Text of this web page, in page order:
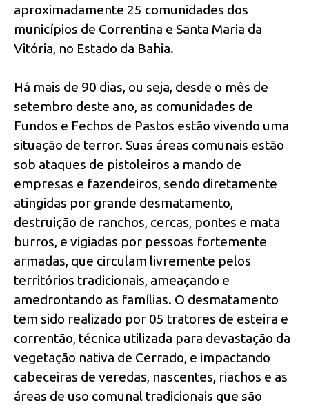
aproximadamente 25 comunidades dos
municípios de Correntina e Santa Maria da
Vitória, no Estado da Bahia.
Há mais de 90 dias, ou seja, desde o mês de
setembro deste ano, as comunidades de
Fundos e Fechos de Pastos estão vivendo uma
situação de terror. Suas áreas comunais estão
sob ataques de pistoleiros a mando de
empresas e fazendeiros, sendo diretamente
atingidas por grande desmatamento,
destruição de ranchos, cercas, pontes e mata
burros, e vigiadas por pessoas fortemente
armadas, que circulam livremente pelos
territórios tradicionais, ameaçando e
amedrontando as famílias. O desmatamento
tem sido realizado por 05 tratores de esteira e
correntão, técnica utilizada para devastação da
vegetação nativa de Cerrado, e impactando
cabeceiras de veredas, nascentes, riachos e as
áreas de uso comunal tradicionais que são